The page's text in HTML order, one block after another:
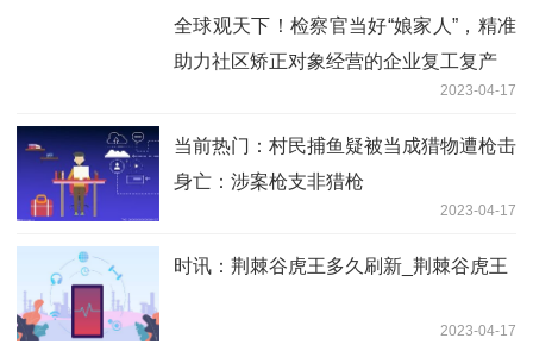
全球观天下！检察官当好“娘家人”，精准
助力社区矫正对象经营的企业复工复产
2023-04-17
当前热门：村民捕鱼疑被当成猎物遭枪击
身亡：涉案枪支非猎枪
2023-04-17
时讯：荆棘谷虎王多久刷新_荆棘谷虎王
2023-04-17